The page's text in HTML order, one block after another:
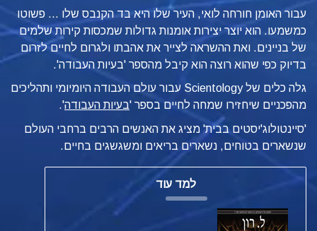
עבור האומן חורחה לואי, העיר שלו היא בד הקנבס שלו ... פשוטו
כמשמעו. הוא יוצר יצירות אומנות גדולות שמכסות קירות שלמים
של בניינים. ואת ההשראה לצייר את אהבתו ולגרום לחיים לזרום
בדיוק כפי שהוא רוצה הוא קיבל מהספר 'בעיות העבודה'.
גלה כלים של Scientology עבור עולם העבודה היומיומי ותהליכים
מהפכניים שיחזירו שמחה לחיים בספר 'בעיות העבודה'.
'סיינטולוג'יסטים בבית' מציג את האנשים הרבים ברחבי העולם
שנשארים בטוחים, נשארים בריאים ומשגשגים בחיים.
למד עוד